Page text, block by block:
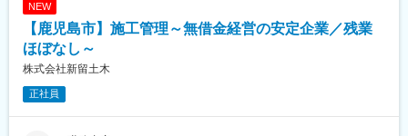
ます。
変更の範囲：会社の定める業務
6．技術職への引継ぎ
＜インセンティブを含む年収例＞
NEW
【鹿児島市】施工管理～無借金経営の安定企業／残業
ほぼなし～
株式会社新留土木
正社員